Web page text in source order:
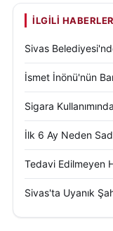
İLGILI HABERLER
Sivas
İsmet İnönü'nün
Sigara
İlk 6 Ay Neden
Tedavi Edilmeyen
Sivas'ta Uyanık